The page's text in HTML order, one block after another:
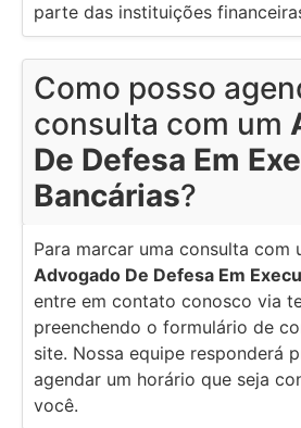
parte das instituições
Como posso
consulta com um
De Defesa Em
Bancárias?
Para marcar uma consulta com
Advogado De Defesa Em
entre em contato conosco via
preenchendo o formulário de
site. Nossa equipe responderá
agendar um horário que seja
você.